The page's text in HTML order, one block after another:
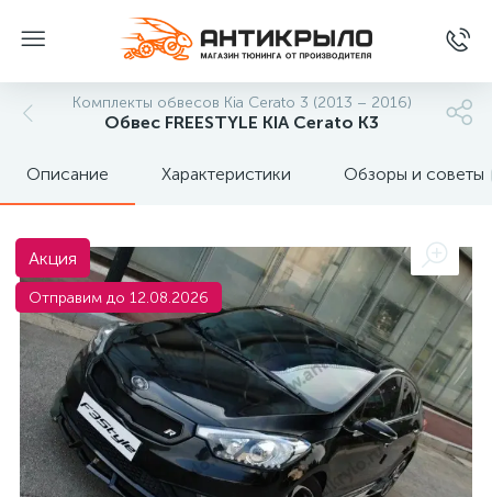
Комплекты обвесов Kia Cerato 3 (2013 – 2016)
Обвес FREESTYLE KIA Cerato K3
Описание Характеристики Обзоры и советы
Акция
Отправим до 12.08.2026